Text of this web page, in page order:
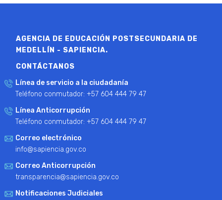
AGENCIA DE EDUCACIÓN POSTSECUNDARIA DE
MEDELLÍN - SAPIENCIA.
CONTÁCTANOS
Línea de servicio a la ciudadanía
Teléfono conmutador: +57 604 444 79 47
Línea Anticorrupción
Teléfono conmutador: +57 604 444 79 47
Correo electrónico
info@sapiencia.gov.co
Correo Anticorrupción
transparencia@sapiencia.gov.co
Notificaciones Judiciales